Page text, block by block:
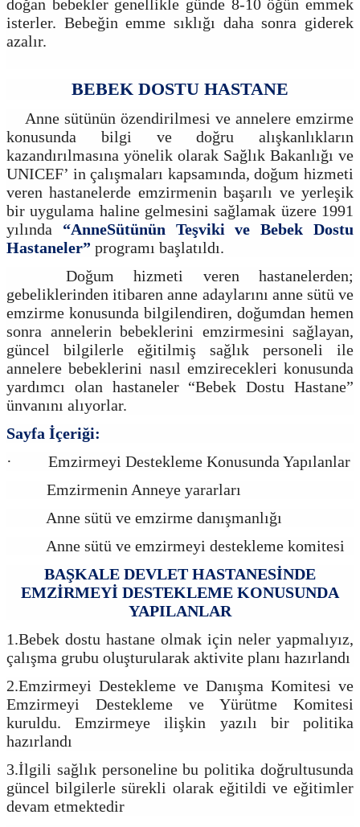
doğan bebekler genellikle günde 8-10 öğün emmek
isterler. Bebeğin emme sıklığı daha sonra giderek
azalır.
BEBEK DOSTU HASTANE
Anne sütünün özendirilmesi ve annelere emzirme
konusunda bilgi ve doğru alışkanlıkların
kazandırılmasına yönelik olarak Sağlık Bakanlığı ve
UNICEF’ in çalışmaları kapsamında, doğum hizmeti
veren hastanelerde emzirmenin başarılı ve yerleşik
bir uygulama haline gelmesini sağlamak üzere 1991
yılında “AnneSütünün Teşviki ve Bebek Dostu
Hastaneler” programı başlatıldı.
Doğum hizmeti veren hastanelerden;
gebeliklerinden itibaren anne adaylarını anne sütü ve
emzirme konusunda bilgilendiren, doğumdan hemen
sonra annelerin bebeklerini emzirmesini sağlayan,
güncel bilgilerle eğitilmiş sağlık personeli ile
annelere bebeklerini nasıl emzirecekleri konusunda
yardımcı olan hastaneler “Bebek Dostu Hastane”
ünvanını alıyorlar.
Sayfa İçeriği:
· Emzirmeyi Destekleme Konusunda Yapılanlar
Emzirmenin Anneye yararları
Anne sütü ve emzirme danışmanlığı
Anne sütü ve emzirmeyi destekleme komitesi
BAŞKALE DEVLET HASTANESİNDE
EMZİRMEYİ DESTEKLEME KONUSUNDA
YAPILANLAR
1.Bebek dostu hastane olmak için neler yapmalıyız,
çalışma grubu oluşturularak aktivite planı hazırlandı
2.Emzirmeyi Destekleme ve Danışma Komitesi ve
Emzirmeyi Destekleme ve Yürütme Komitesi
kuruldu. Emzirmeye ilişkin yazılı bir politika
hazırlandı
3.İlgili sağlık personeline bu politika doğrultusunda
güncel bilgilerle sürekli olarak eğitildi ve eğitimler
devam etmektedir